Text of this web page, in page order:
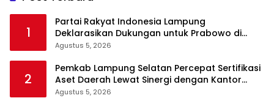
1
Partai Rakyat Indonesia Lampung
Deklarasikan Dukungan untuk Prabowo di
Pilpres 2029
Agustus 5, 2026
2
Pemkab Lampung Selatan Percepat Sertifikasi
Aset Daerah Lewat Sinergi dengan Kantor
Pertanahan
Agustus 5, 2026